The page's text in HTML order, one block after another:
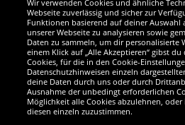
Wir sind
Wir verwenden Cookies und ähnliche
Webseite zuverlässig und sicher zur
Funktionen basierend auf deiner Auswahl
unserer Webseite zu analysieren sowie
Daten zu sammeln, um dir personalisierte
einem Klick auf „Alle Akzeptieren“ gibst
Cookies, für die in den Cookie-
Datenschutzhinweisen einzeln
deine Daten durch uns oder durch
Ausnahme der unbedingt erforderlichen
Möglichkeit alle Cookies abzulehnen,
diesen einzeln zuzustimmen.